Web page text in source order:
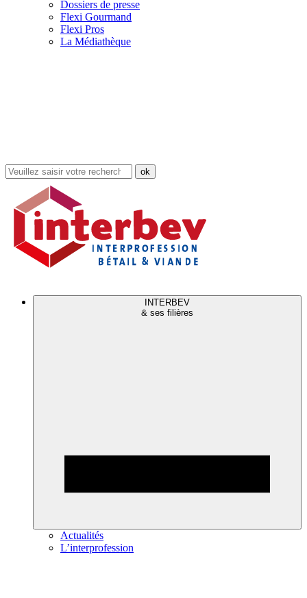
Dossiers de presse
Flexi Gourmand
Flexi Pros
La Médiathèque
Rechercher
dans
site
INTERBEV
& ses filières
Actualités
L’interprofession